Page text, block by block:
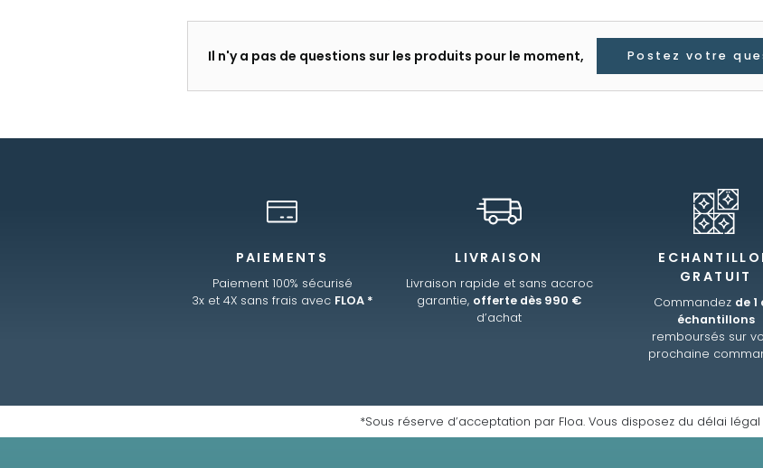
Il n'y a pas de questions sur les produits pour le moment, Postez votre
PAIEMENTS
Paiement 100% sécurisé
3x et 4X sans frais avec FLOA *
LIVRAISON
Livraison rapide et sans accroc
garantie, offerte dès 990 €
d’achat
GRATUIT
Commandez de 1
échantillons
remboursés sur
prochaine
*Sous réserve d’acceptation par Floa. Vous disposez du délai